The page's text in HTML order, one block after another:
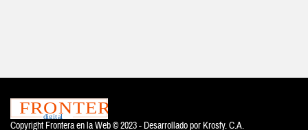
Copyright Frontera en la Web © 2023 - Desarrollado por Krosfy. C.A.